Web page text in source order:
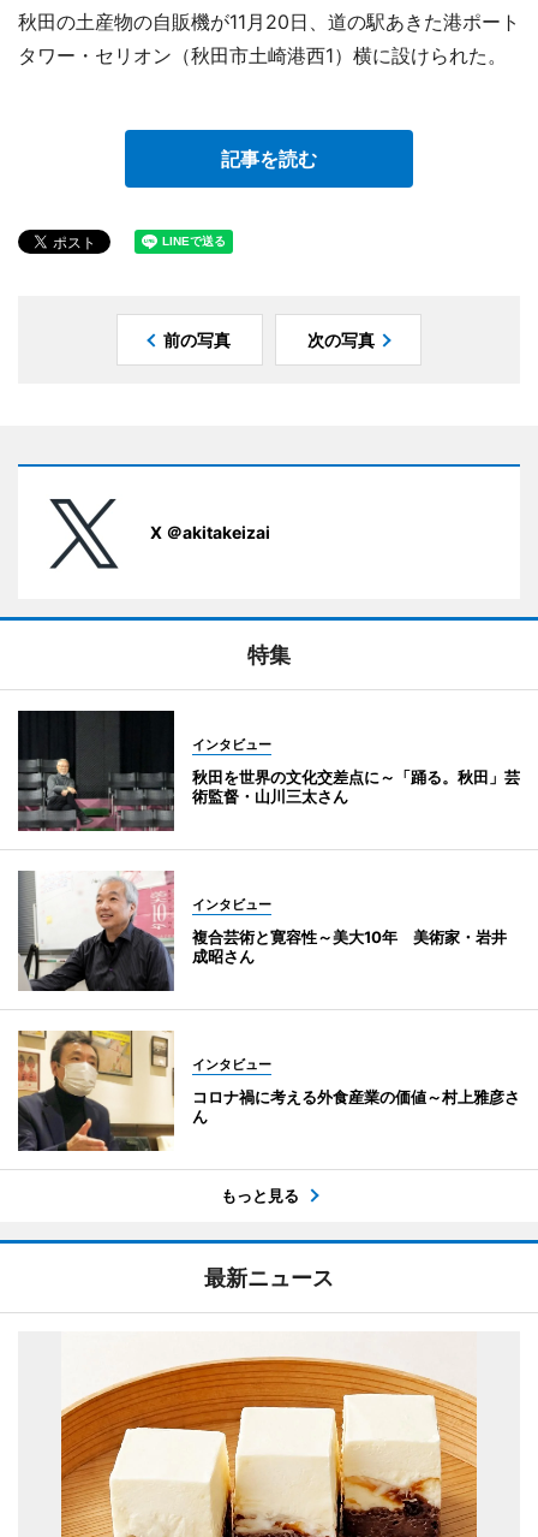
秋田の土産物の自販機が11月20日、道の駅あきた港ポート
タワー・セリオン（秋田市土崎港西1）横に設けられた。
記事を読む
前の写真 次の写真
X ＠akitakeizai
特集
インタビュー
秋田を世界の文化交差点に～「踊る。秋田」芸
術監督・山川三太さん
インタビュー
複合芸術と寛容性～美大10年 美術家・岩井
成昭さん
インタビュー
コロナ禍に考える外食産業の価値～村上雅彦さ
ん
もっと見る
最新ニュース